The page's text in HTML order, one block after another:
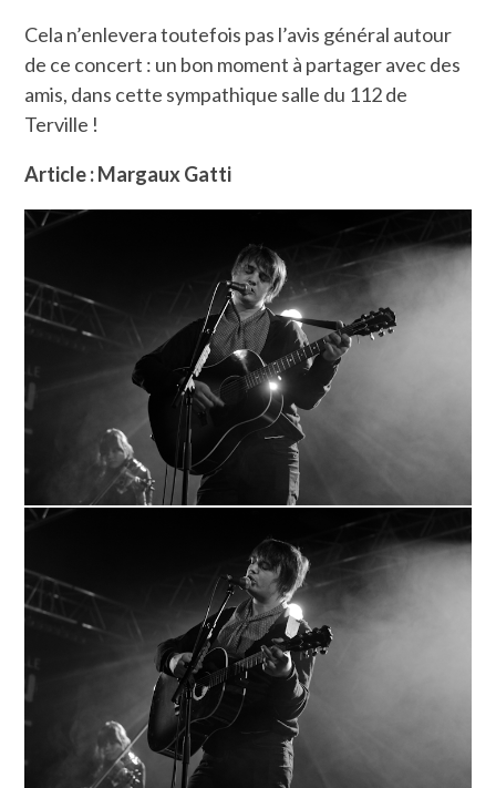
Cela n’enlevera toutefois pas l’avis général autour
de ce concert : un bon moment à partager avec des
amis, dans cette sympathique salle du 112 de
Terville !
Article : Margaux Gatti